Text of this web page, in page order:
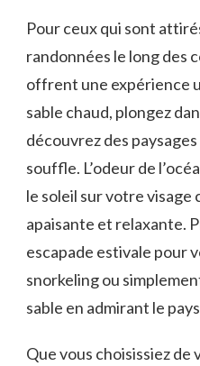
Pour ceux‍ qui ‌sont
⁣randonnées le long‌ des​
offrent une expérience
sable chaud,⁣ plongez
découvrez des
souffle. L’odeur de
le soleil sur votre
apaisante et relaxante.
⁤escapade estivale pour
snorkeling ou
sable en⁢ admirant le
Que vous choisissiez de